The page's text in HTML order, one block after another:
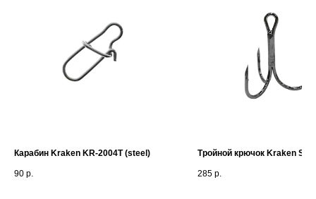
Карабин Kraken KR-2004T (steel)
90 р.
Тройной крючок Kraken
285 р.